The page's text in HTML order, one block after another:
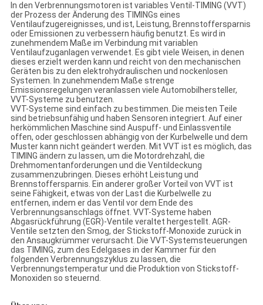
In den Verbrennungsmotoren ist variables Ventil-TIMING (VVT)
der Prozess der Änderung des TIMINGs eines
Ventilaufzugereignisses, und ist, Leistung, Brennstoffersparnis
oder Emissionen zu verbessern häufig benutzt. Es wird in
zunehmendem Maße im Verbindung mit variablen
Ventilaufzuganlagen verwendet. Es gibt viele Weisen, in denen
dieses erzielt werden kann und reicht von den mechanischen
Geräten bis zu den elektrohydraulischen und nockenlosen
Systemen. In zunehmendem Maße strenge
Emissionsregelungen veranlassen viele Automobilhersteller,
VVT-Systeme zu benutzen.
VVT-Systeme sind einfach zu bestimmen. Die meisten Teile
sind betriebsunfähig und haben Sensoren integriert. Auf einer
herkömmlichen Maschine sind Auspuff- und Einlassventile
offen, oder geschlossen abhängig von der Kurbelwelle und dem
Muster kann nicht geändert werden. Mit VVT ist es möglich, das
TIMING ändern zu lassen, um die Motordrehzahl, die
Drehmomentanforderungen und die Ventildeckung
zusammenzubringen. Dieses erhöht Leistung und
Brennstoffersparnis. Ein anderer großer Vorteil von VVT ist
seine Fähigkeit, etwas von der Last die Kurbelwelle zu
entfernen, indem er das Ventil vor dem Ende des
Verbrennungsanschlags öffnet. VVT-Systeme haben
Abgasrückführung (EGR)-Ventile veraltet hergestellt. AGR-
Ventile setzten den Smog, der Stickstoff-Monoxide zurück in
den Ansaugkrümmer verursacht. Die VVT-Systemsteuerungen
das TIMING, zum des Edelgases in der Kammer für den
folgenden Verbrennungszyklus zu lassen, die
Verbrennungstemperatur und die Produktion von Stickstoff-
Monoxiden so steuernd.